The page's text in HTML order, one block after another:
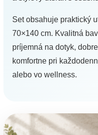
Set obsahuje praktický
70×140 cm. Kvalitná
príjemná na dotyk,
komfortne pri
alebo vo wellness.